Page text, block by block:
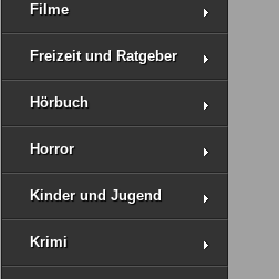
Filme
Freizeit und Ratgeber
Hörbuch
Horror
Kinder und Jugend
Krimi